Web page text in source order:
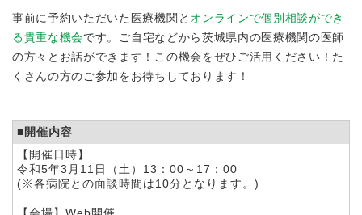
事前に予約いただいた医療機関と オンラインで個別相談ができ
る貴重な機会です。 ご自宅などから茨城県内の医療機関の医師
の方々とお話ができます！この機会をぜひご活用ください！ た
くさんの方のご参加をお待ちしております！
■開催内容
【開催日時】
令和5年3月11日（土）13：00～17：00
(※各病院との面談時間は10分となります。)